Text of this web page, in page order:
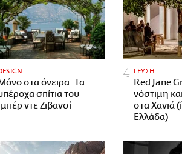
Μόνο στα όνειρα: Τα
σπίτια του
Ιμπέρ ντε Ζιβανσί
ΓΕΥΣΗ
Red Jane
νόστιμη
στα Χανιά
Ελλάδα)